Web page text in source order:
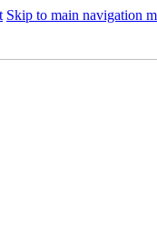
Skip to main navigation